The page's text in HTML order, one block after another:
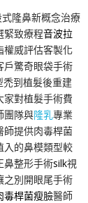
隆鼻新概念治療
緊致療程音波拉
權威評估客製化
戶驚奇眼袋手術
到植髮後重建
家對植髮手術費
團隊與隆乳專業
師提供肉毒桿菌
入的鼻模類型較
鼻整形手術silk視
之別開眼尾手術
毒桿菌瘦臉醫師